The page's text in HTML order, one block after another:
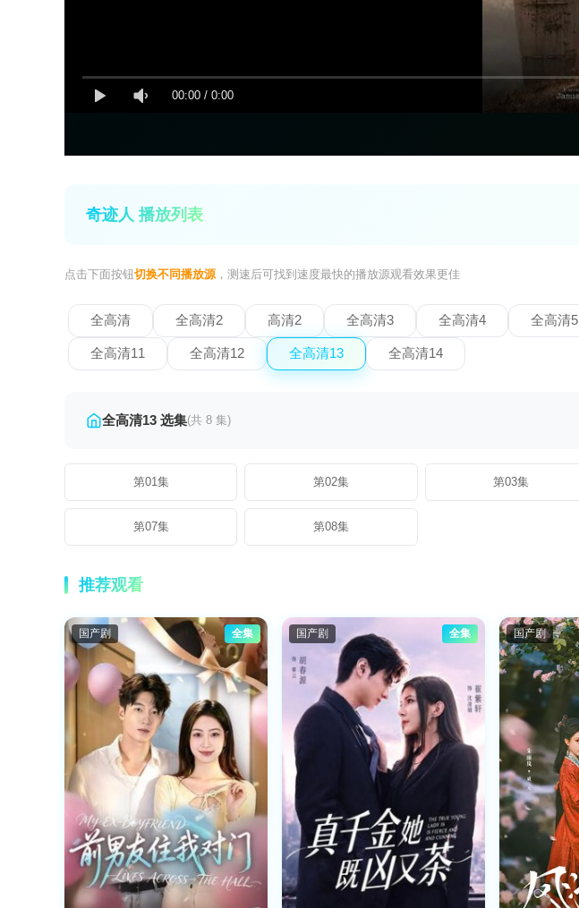
00:00 / 0:00
奇迹人 播放列表
点击下面按钮切换不同播放源，测速后可找到速度最快的播放源观看效果更佳
全高清 全高清2 高清2 全高清3 全高清4 全高清5
全高清11 全高清12 全高清13 全高清14
全高清13 选集(共 8 集)
第01集 第02集 第03集
第07集 第08集
推荐观看
国产剧 全集 国产剧 全集 国产剧